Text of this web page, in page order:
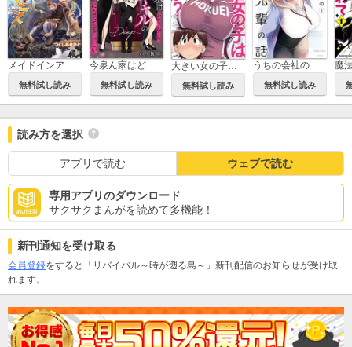
メイドインアビス
無料試し読み 無料試し読み
大きい女の子は好きですか?
無料試し読み
うちの会社の小さい先輩の話
無料試し読み
読み方を選択
アプリで読む ウェブで読む
専用アプリのダウンロード
サクサクまんがを読めて多機能！
新刊通知を受け取る
会員登録をすると「リバイバル～時が遡る島～」新刊配信のお知らせが受け取
れます。